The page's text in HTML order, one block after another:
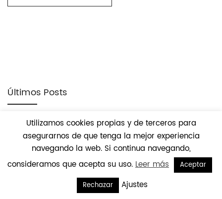
Últimos Posts
Sistema de seguridad anti-aplastamiento
17/03/2020
Averías frecuentes en un motor para puerta
Utilizamos cookies propias y de terceros para
asegurarnos de que tenga la mejor experiencia
navegando la web. Si continua navegando,
consideramos que acepta su uso. Leer más
Aceptar
Rechazar
Ajustes